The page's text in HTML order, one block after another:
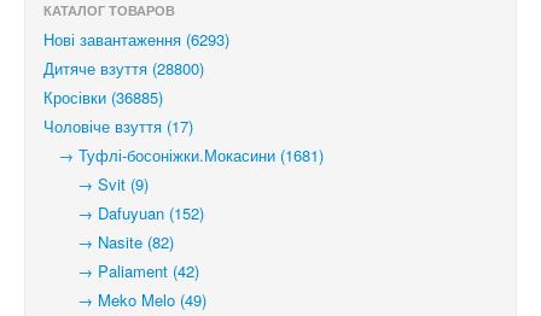
КАТАЛОГ ТОВАРОВ
Нові завантаження (6293)
Дитяче взуття (28800)
Кросівки (36885)
Чоловіче взуття (17)
→ Туфлі-босоніжки.Мокасини (1681)
→ Svit (9)
→ Dafuyuan (152)
→ Nasite (82)
→ Paliament (42)
→ Meko Melo (49)